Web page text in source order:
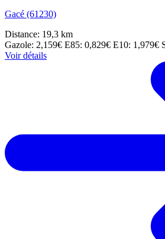
Gacé (61230)
Distance: 19,3 km
Gazole: 2,159€ E85: 0,829€ E10: 1,979€
Voir détails